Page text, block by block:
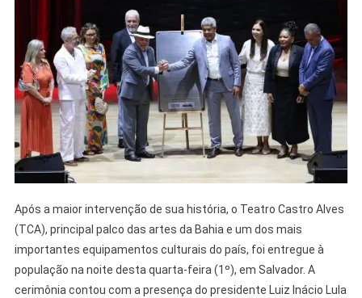
Após a maior intervenção de sua história, o Teatro Castro Alves
(TCA), principal palco das artes da Bahia e um dos mais
importantes equipamentos culturais do país, foi entregue à
população na noite desta quarta-feira (1º), em Salvador. A
cerimônia contou com a presença do presidente Luiz Inácio Lula